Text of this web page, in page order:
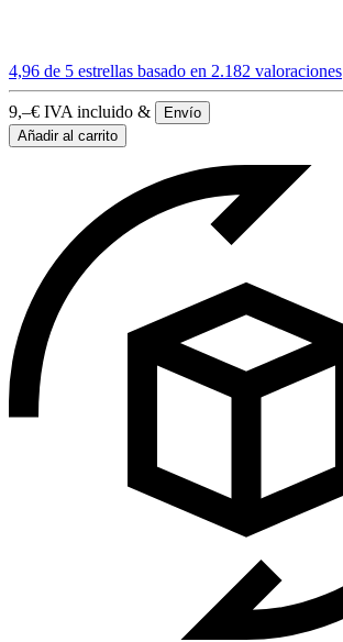
4,96 de 5 estrellas basado en 2.182 valoraciones
9,–€ IVA incluido &
Envío
Añadir al carrito